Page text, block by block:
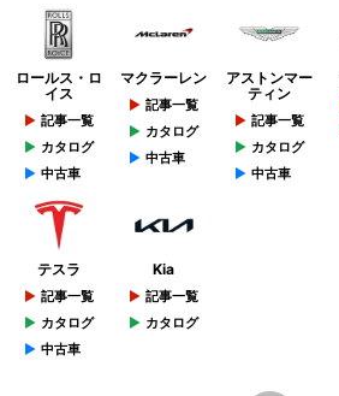
ロールス・ロ
イス
記事一覧
カタログ
中古車
マクラーレン
記事一覧
カタログ
中古車
アストンマー
ティン
記事一覧
カタログ
中古車
テスラ
記事一覧
カタログ
中古車
Kia
記事一覧
カタログ